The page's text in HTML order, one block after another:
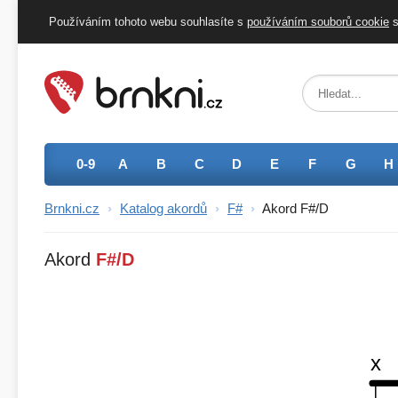
Používáním tohoto webu souhlasíte s používáním souborů cookie
0-9 A B C D E F G H
Brnkni.cz › Katalog akordů › F# › Akord F#/D
Akord F#/D
x